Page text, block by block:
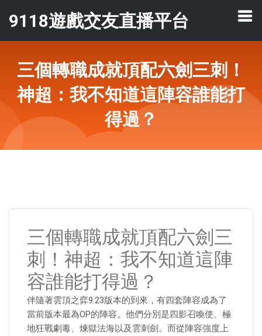
9118遊戲交友直播平台
三個轉職成就頂配六劍三刺！
神超：我不知道這陣容誰能打
得過？
三個轉職成就頂配六劍三
刺！神超：我不知道這陣
容誰能打得過？
伴隨著雲頂之弈9.23版本的到來，有四套陣容成為了
當前版本最為OP的陣容。他們分別是四影召喚使、極
地狂戰劇毒、煉獄法海以及雲刺劍。而從陣容強度上